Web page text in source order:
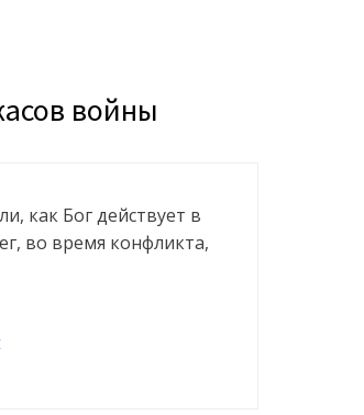
войны
как Бог действует в
во время конфликта,